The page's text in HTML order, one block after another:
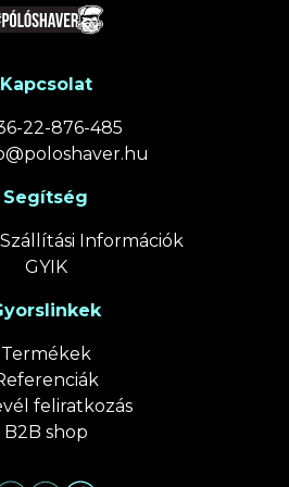
Kapcsolat
22-876-485
Segítség
Információk
GYIK
Termékek
feliratkozás
B2B shop